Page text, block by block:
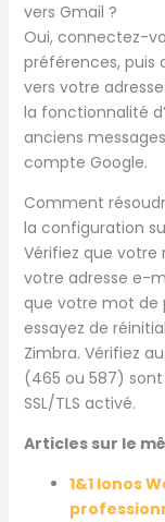
vers Gmail ?
Oui, connectez-
préférences,
vers votre
la fonctionnalité
anciens
compte Google.
Comment
la configuration
Vérifiez que votre
votre adresse e-
que votre mot de
essayez de
Zimbra. Vérifiez
(465 ou 587)
SSL/TLS activé.
Articles sur le
1&1 Ionos